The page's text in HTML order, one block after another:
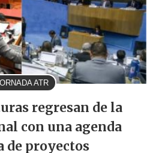
ATR
regresan de la
con una agenda
de proyectos